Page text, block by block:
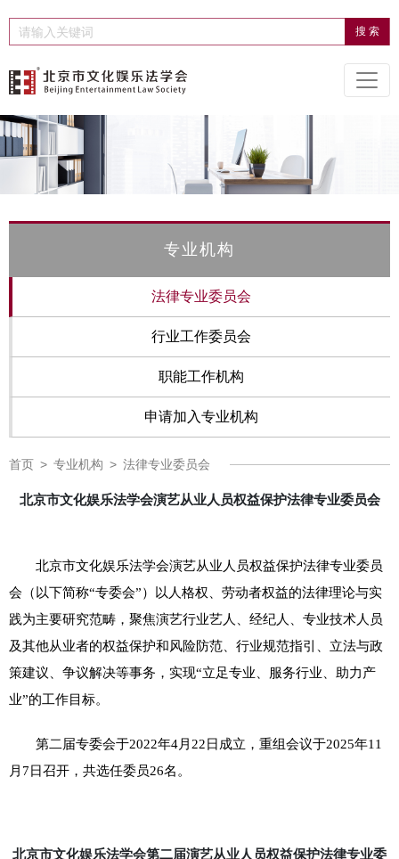
专业机构
法律专业委员会
行业工作委员会
职能工作机构
申请加入专业机构
首页 > 专业机构 > 法律专业委员会